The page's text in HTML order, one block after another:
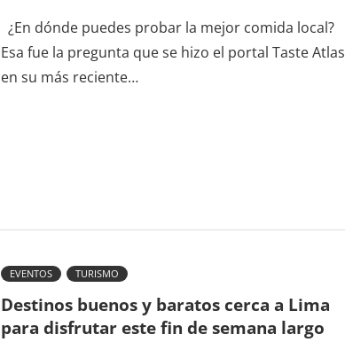
¿En dónde puedes probar la mejor comida local?
Esa fue la pregunta que se hizo el portal Taste Atlas
en su más reciente…
EVENTOS TURISMO
Destinos buenos y baratos cerca a Lima
para disfrutar este fin de semana largo